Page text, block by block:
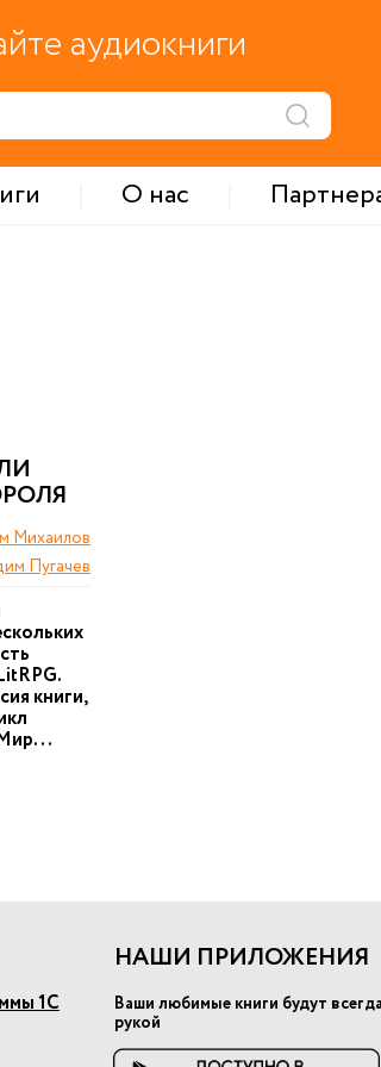
аудиокниги
О нас
Михаилов
Пугачев
книги,
1С
НАШИ ПРИЛОЖЕНИЯ
Ваши любимые книги будут
рукой